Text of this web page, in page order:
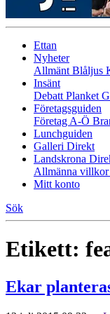
Ettan
Nyheter
Allmänt Blåljus
Insänt
Debatt Planket
Företagsguiden
Företag A-Ö
Lunchguiden
Galleri Direkt
Landskrona
Allmänna villkor
Mitt konto
Sök
Etikett:
Ekar